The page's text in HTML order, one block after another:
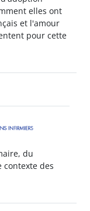
elles ont
et l'amour
pour cette
du
des